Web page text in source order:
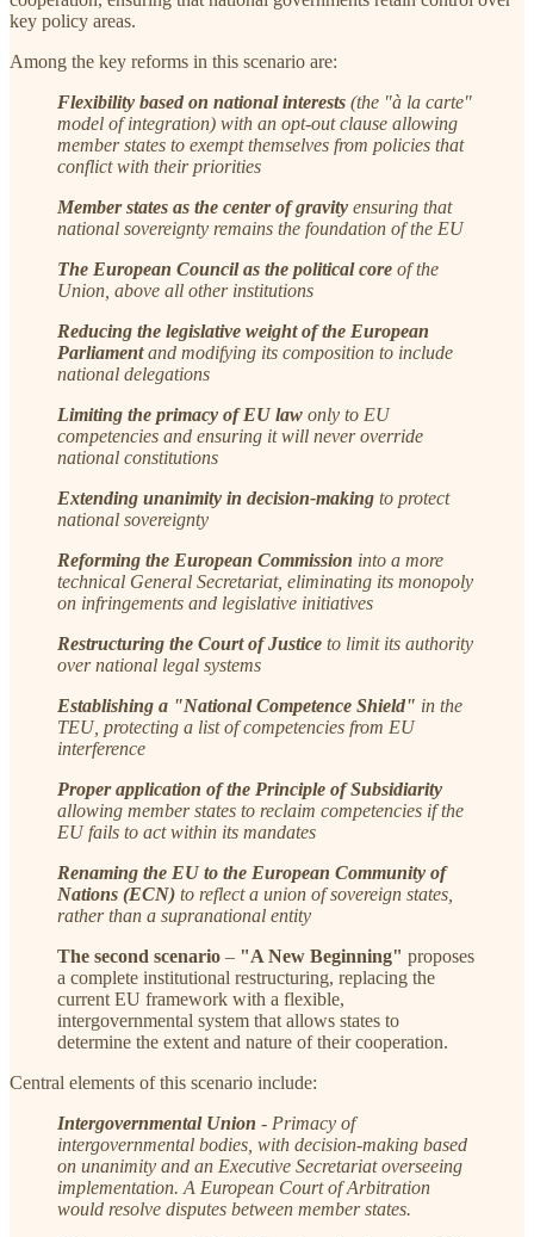
key policy areas.
Among the key reforms in this scenario are:
Flexibility based on national interests (the "à la carte"
model of integration) with an opt-out clause allowing
member states to exempt themselves from policies that
conflict with their priorities
Member states as the center of gravity ensuring that
national sovereignty remains the foundation of the EU
The European Council as the political core of the
Union, above all other institutions
Reducing the legislative weight of the European
Parliamentand modifying its composition to include
national delegations
Limiting the primacy of EU law only to EU
competencies and ensuring it will never override
national constitutions
Extending unanimity in decision-making to protect
national sovereignty
Reforming the European Commission into a more
technical General Secretariat, eliminating its monopoly
on infringements and legislative initiatives
Restructuring the Court of Justice to limit its authority
over national legal systems
Establishing a "National Competence Shield" in the
TEU, protecting a list of competencies from EU
interference
Proper application of the Principle of Subsidiarity
allowing member states to reclaim competencies if the
EU fails to act within its mandates
Renaming the EU to the European Community of
Nations (ECN) to reflect a union of sovereign states,
rather than a supranational entity
The second scenario – "A New Beginning" proposes
a complete institutional restructuring, replacing the
current EU framework with a flexible,
intergovernmental system that allows states to
determine the extent and nature of their cooperation.
Central elements of this scenario include:
Intergovernmental Union - Primacy of
intergovernmental bodies, with decision-making based
on unanimity and an Executive Secretariat overseeing
implementation. A European Court of Arbitration
would resolve disputes between member states.